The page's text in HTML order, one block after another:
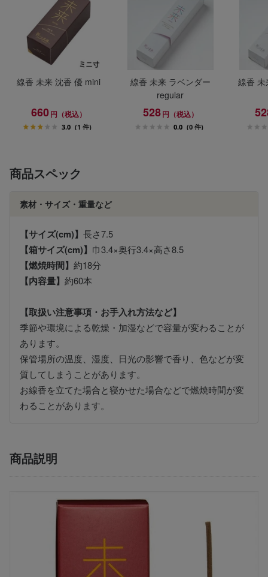
線香 未来 沈香 優 mini
660円（税込）
3.0 (1 件)
線香 未来 ラベンダー
regular
528円（税込）
0.0 (0 件)
線香
商品スペック
素材・サイズ・重量など
【サイズ(cm)】 長さ7.5
【箱サイズ(cm)】 巾3.4×奥行3.4×高さ8.5
【燃焼時間】 約18分
【内容量】 約60本
【取扱い注意事項・お手入れ方法など】
季節や環境による乾燥・加湿などで容量が変わることが
あります。
保管場所の温度、湿度、日光の影響で香り、色などが変
質してしまうことがあります。
お線香を立てた場合と寝かせた場合などで燃焼時間が変
わることがあります。
商品説明